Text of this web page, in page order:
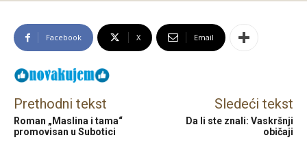
Facebook X Email
Prethodni tekst
Roman „Maslina i tama“
promovisan u Subotici
Sledeći tekst
Da li ste znali: Vaskršnji
običaji